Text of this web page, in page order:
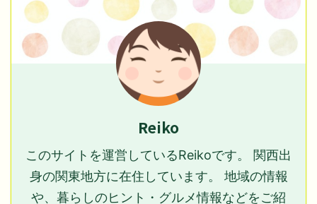
Reiko
このサイトを運営しているReikoです。 関西出
身の関東地方に在住しています。 地域の情報
や、暮らしのヒント・グルメ情報などをご紹